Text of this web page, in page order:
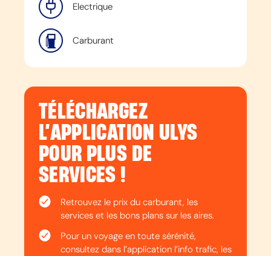
Electrique
Carburant
TÉLÉCHARGEZ
L’APPLICATION ULYS
POUR PLUS DE
SERVICES !
Retrouvez le prix du carburant, les
services et les bons plans sur les aires.
Pour un voyage en toute sérénité,
consultez dans l’application l’info trafic, les